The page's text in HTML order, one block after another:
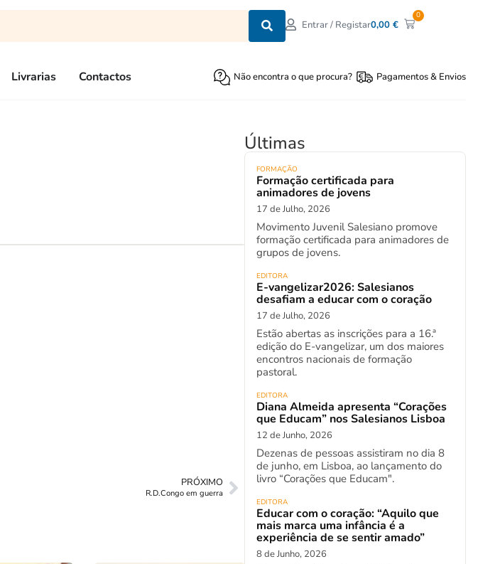
Entrar / Registar0,00€
0
Livrarias Contactos Não encontra o que procura? Pagamentos & Envios
PRÓXIMO
R.D.Congo em guerra
Últimas
FORMAÇÃO
Formação certificada para
animadores de jovens
17 de Julho, 2026
Movimento Juvenil Salesiano promove
formação certificada para animadores de
grupos de jovens.
EDITORA
E-vangelizar2026: Salesianos
desafiam a educar com o coração
17 de Julho, 2026
Estão abertas as inscrições para a 16.ª
edição do E-vangelizar, um dos maiores
encontros nacionais de formação
pastoral.
EDITORA
Diana Almeida apresenta “Corações
que Educam” nos Salesianos Lisboa
12 de Junho, 2026
Dezenas de pessoas assistiram no dia 8
de junho, em Lisboa, ao lançamento do
livro “Corações que Educam".
EDITORA
Educar com o coração: “Aquilo que
mais marca uma infância é a
experiência de se sentir amado”
8 de Junho, 2026